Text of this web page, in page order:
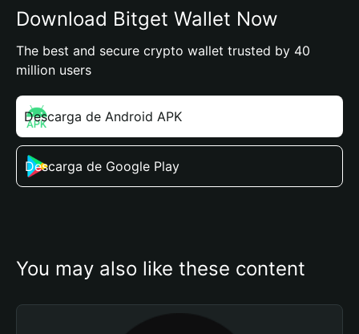
Download Bitget Wallet Now
The best and secure crypto wallet trusted by 40
million users
Descarga de Android APK
Descarga de Google Play
You may also like these content